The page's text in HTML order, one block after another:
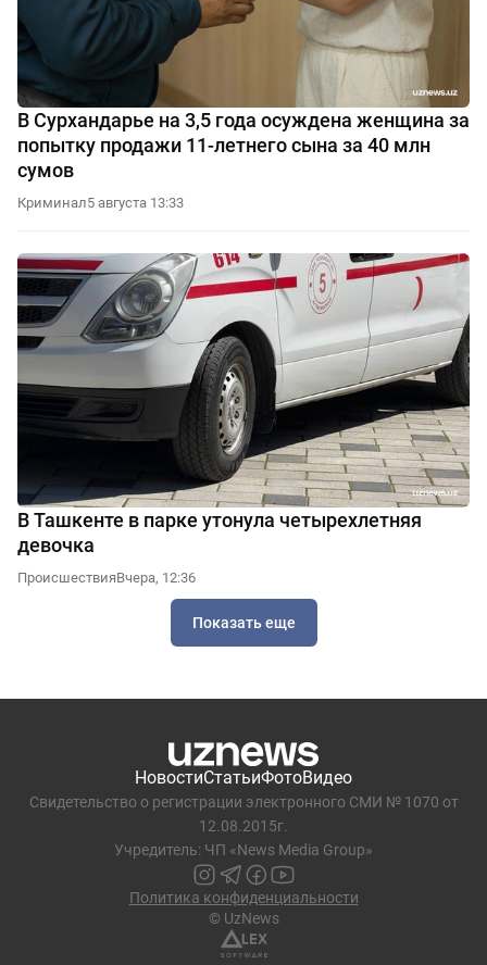
В Сурхандарье на 3,5 года осуждена женщина за
попытку продажи 11-летнего сына за 40 млн
сумов
Криминал5 августа 13:33
В Ташкенте в парке утонула четырехлетняя
девочка
ПроисшествияВчера, 12:36
Показать еще
НовостиСтатьиФотоВидео
Свидетельство о регистрации электронного СМИ № 1070 от
12.08.2015г.
Учредитель: ЧП «News Media Group»
Политика конфиденциальности
© UzNews